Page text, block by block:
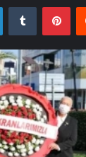
LinkedInTumblr